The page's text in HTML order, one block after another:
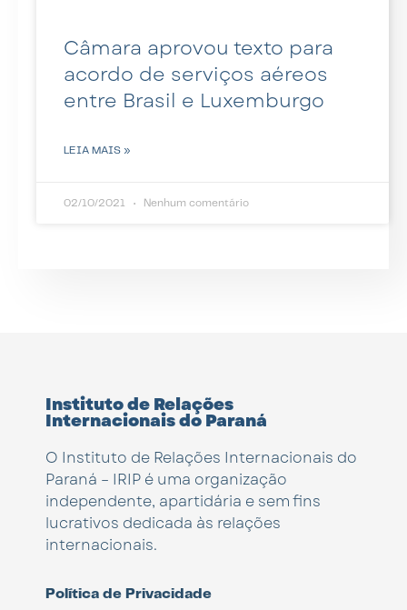
Câmara aprovou texto para
acordo de serviços aéreos
entre Brasil e Luxemburgo
LEIA MAIS »
02/10/2021 Nenhum comentário
Instituto de Relações
Internacionais do Paraná
O Instituto de Relações Internacionais do
Paraná – IRIP é uma organização
independente, apartidária e sem fins
lucrativos dedicada às relações
internacionais.
Política de Privacidade